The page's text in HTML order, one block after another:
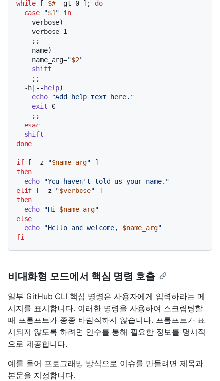
while [ $# -gt 0 ]; do
case
"$1 "
in
    name_arg=
"$2"
shift
  -h|--
help)
echo
"Add help text here."
exit 0
esac
shift
done
if [ -z "$name_arg"
then
echo
"You haven't told us your name."
elif [ -z "$verbose"
then
echo
"Hi $name_arg"
else
echo
"Hello and welcome, $name_arg"
fi
비대화형 모드에서 핵심 명령 호출
일부 GitHub CLI 핵심 명령은 사용자에게 입력하라는 메
시지를 표시합니다. 이러한 명령을 사용하여 스크립팅할
때 프롬프트가 종종 바람직하지 않습니다. 프롬프트가 표
시되지 않도록 하려면 인수를 통해 필요한 정보를 명시적
으로 제공합니다.
예를 들어 프로그래밍 방식으로 이슈를 만들려면 제목과
본문을 지정합니다.